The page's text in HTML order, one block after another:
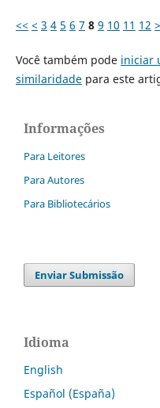
<< < 3 4 5 6 7 8 9 10 11 12 >
Você também pode iniciar
similaridadepara este
Informações
Para Leitores
Para Autores
Para Bibliotecários
Enviar Submissão
Idioma
English
Español (España)